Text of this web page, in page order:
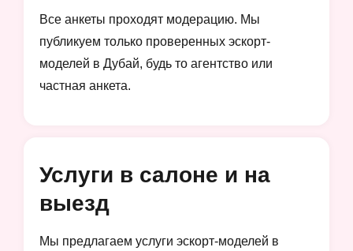
Все анкеты проходят модерацию. Мы
публикуем только проверенных эскорт-
моделей в Дубай, будь то агентство или
частная анкета.
Услуги в салоне и на
выезд
Мы предлагаем услуги эскорт-моделей в